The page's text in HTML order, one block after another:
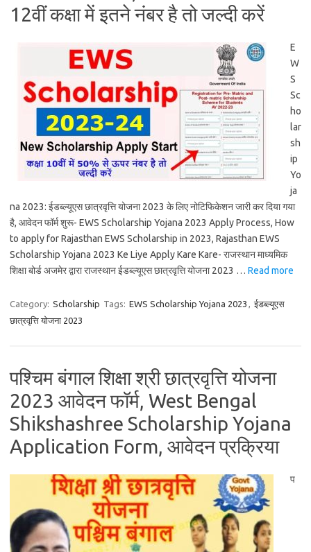
12वीं कक्षा में इतने नंबर है तो जल्दी करें
E
W
S
Sc
ho
lar
sh
ip
Yo
ja
na 2023: ईडब्ल्यूएस छात्रवृत्ति योजना 2023 के लिए नोटिफिकेशन जारी कर दिया गया
है, आवेदन फॉर्म शुरू- EWS Scholarship Yojana 2023 Apply Process, How
to apply for Rajasthan EWS Scholarship in 2023, Rajasthan EWS
Scholarship Yojana 2023 Ke Liye Apply Kare Kare- राजस्थान माध्यमिक
शिक्षा बोर्ड अजमेर द्वारा राजस्थान ईडब्ल्यूएस छात्रवृत्ति योजना 2023 … Read more
Category: Scholarship Tags: EWS Scholarship Yojana 2023 , ईडब्ल्यूएस
छात्रवृत्ति योजना 2023
पश्चिम बंगाल शिक्षा श्री छात्रवृत्ति योजना
2023 आवेदन फॉर्म, West Bengal
Shikshashree Scholarship Yojana
Application Form, आवेदन प्रक्रिया
प